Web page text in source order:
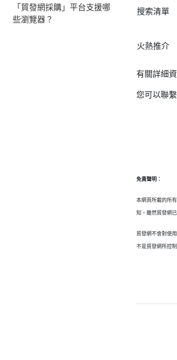
「貿發網採購」平台支援哪
些瀏覽器？
搜索清單
火熱推介
有關詳細
您可以聯
免責聲明：
本網頁所載的所
知。雖然貿發網
貿發網不會對使
不是貿發網所控